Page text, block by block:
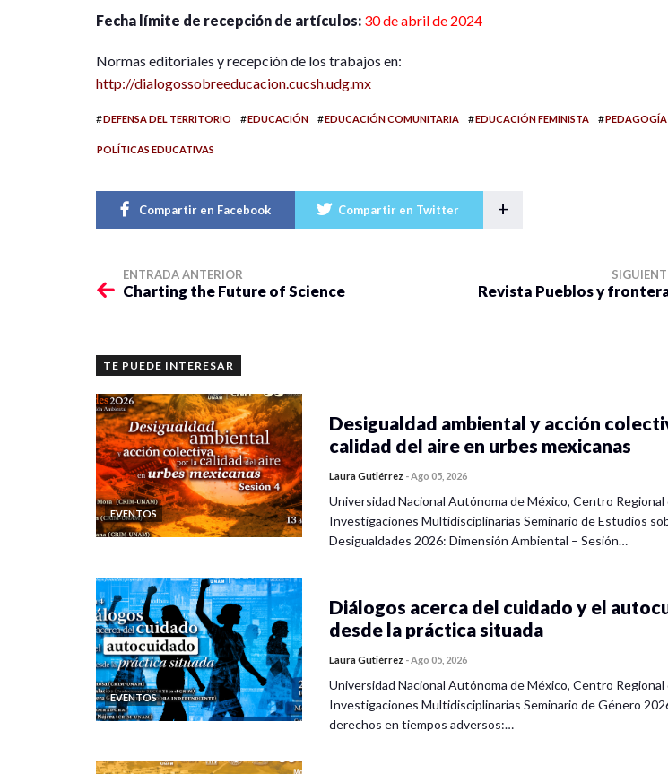
Fecha límite de recepción de artículos: 30 de abril de 2024
Normas editoriales y recepción de los trabajos en:
http://dialogossobreeducacion.cucsh.udg.mx
#DEFENSA DEL TERRITORIO #EDUCACIÓN #EDUCACIÓN COMUNITARIA #EDUCACIÓN FEMINISTA #PEDAGOGÍA
POLÍTICAS EDUCATIVAS
Compartir en Facebook Compartir en Twitter +
ENTRADA ANTERIOR
Charting the Future of Science
Revista Pueblos y
TE PUEDE INTERESAR
EVENTOS
Desigualdad ambiental y acción
calidad del aire en urbes mexicanas
Laura Gutiérrez -Ago 05, 2026
Universidad Nacional Autónoma de México, Centro Regional
Investigaciones Multidisciplinarias Seminario de Estudios
Desigualdades 2026: Dimensión Ambiental – Sesión…
EVENTOS
Diálogos acerca del cuidado y el
desde la práctica situada
Laura Gutiérrez -Ago 05, 2026
Universidad Nacional Autónoma de México, Centro Regional
Investigaciones Multidisciplinarias Seminario de Género
derechos en tiempos adversos:…